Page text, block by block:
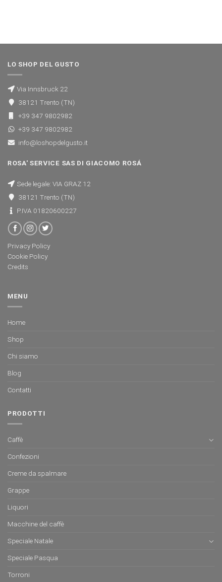
LO SHOP DEL GUSTO
Via Innsbruck 22
38121 Trento (TN)
+39 347 9802982
+39 347 9802982
info@loshopdelgusto.it
ROSA' SERVICE SAS DI GIACOMO ROSÁ
Sede legale: VIA GRAZ 12
38121 Trento (TN)
P.IVA 01820600227
Privacy Policy
Cookie Policy
Credits
MENU
Home
Shop
Chi siamo
Blog
Contatti
PRODOTTI
Caffè
Confezioni
Creme da spalmare
Grappe
Liquori
Macchine del caffè
Speciale Natale
Speciale Pasqua
Torroni